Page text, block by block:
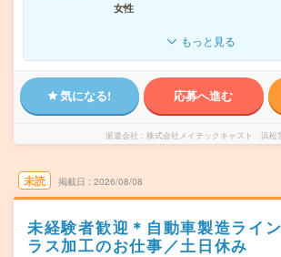
女性
もっと見る
気になる! 応募へ進む
派遣会社 株式会社メイテックキャスト 浜松
未読 掲載日 2026/08/08
未経験者歓迎＊自動車製造ライ
ラス加工のお仕事／土日休み